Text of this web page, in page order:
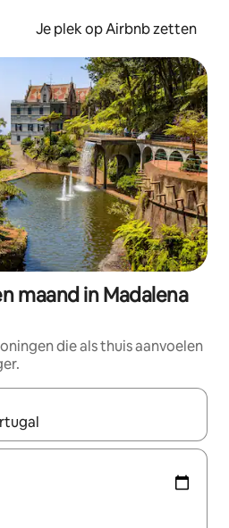
Je plek op Airbnb zetten
maand in Madalena
die als thuis aanvoelen
zijn, maak je een keuze